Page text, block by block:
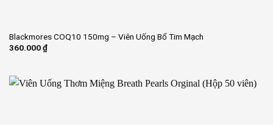
Blackmores COQ10 150mg – Viên Uống Bổ Tim Mạch
360.000₫